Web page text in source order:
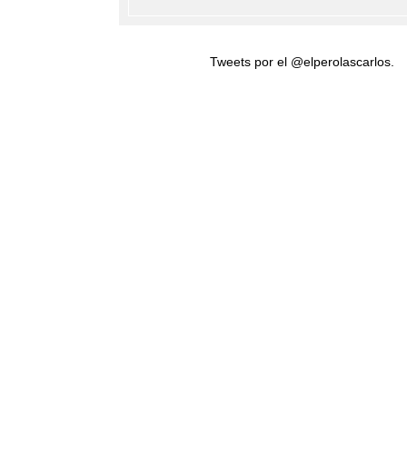
Tweets por el @elperolascarlos.